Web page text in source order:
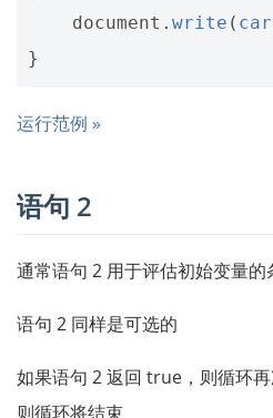
document . write (
}
运行范例 »
语句 2
通常语句 2 用于评估初始变量的
语句 2 同样是可选的
如果语句 2 返回 true，则循环
则循环将结束